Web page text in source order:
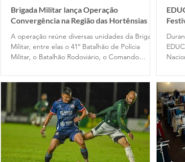
Brigada Militar lança Operação
Convergência na Região das Hortênsias
A operação reúne diversas unidades da Brigada
Militar, entre elas o 41º Batalhão de Polícia
Militar, o Batalhão Rodoviário, o Comando
Departamento de Ensino. Participam das ações
dois alunos-oficiais do Curso Superior de Polícia
Militar e 120 alunos-soldados do Curso Básico
de Formação Policial Militar, das escolas de
Porto Alegre e Montenegro.